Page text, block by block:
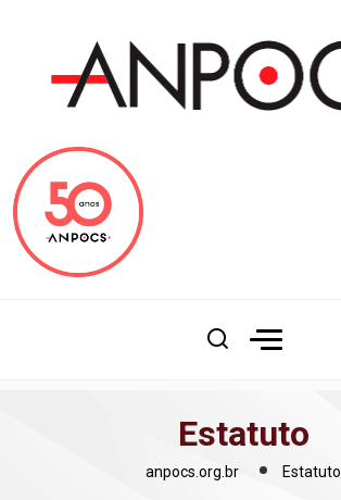
Estatuto
anpocs.org.br Estatuto